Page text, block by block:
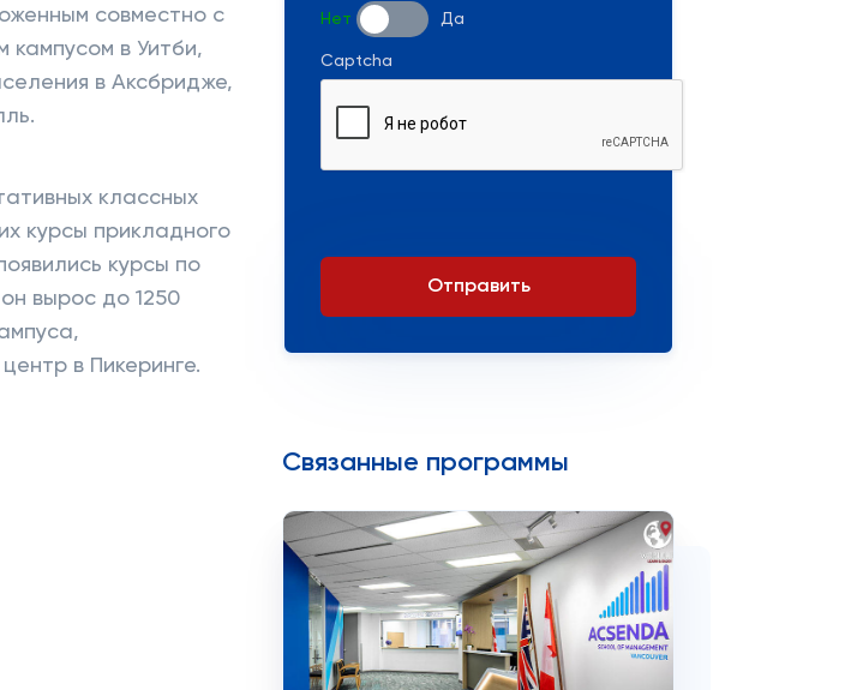
совместно с
кампусом в Уитби,
в Аксбридже,
классных
курсы прикладного
курсы по
вырос до 1250
в Пикеринге.
Нет Да
Captcha
Отправить
Связанные программы